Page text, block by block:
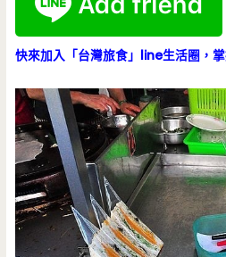
快來加入「台灣旅食」line生活圈，